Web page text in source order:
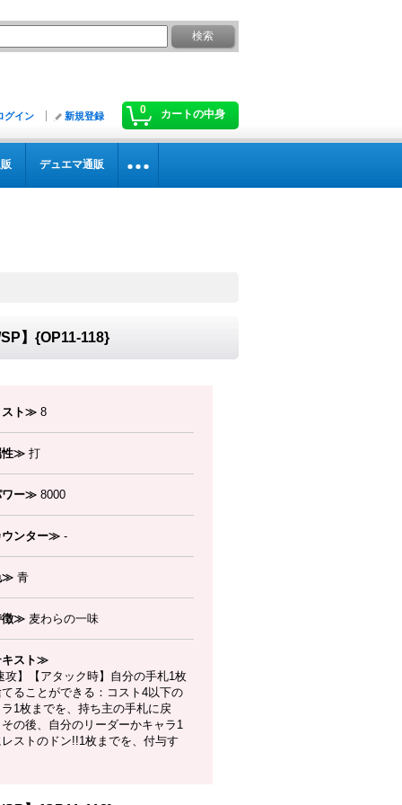
0 カートの中身
グイン 新規登録
デュエマ通販
】{OP11-118}
ト≫ 8
≫ 打
ー≫ 8000
ンター≫ -
≫ 青
≫ 麦わらの一味
スト≫
攻】【アタック時】自分の手札1枚
てることができる：コスト4以下の
ラ1枚までを、持ち主の手札に戻
の後、自分のリーダーかキャラ1
ストのドン!!1枚までを、付与す